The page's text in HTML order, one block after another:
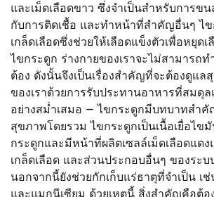
และเม็ดเลือดขาว ซึ่งจำเป็นสำหรับการข
กับการติดเชื้อ และทำหน้าที่สำคัญอื่นๆ ไข
เกล็ดเลือดซึ่งช่วยให้เลือดแข็งตัวเพื่อหยุด
ไขกระดูก ร่างกายของเราจะไม่สามารถท
ต้อง ดังนั้นจึงเป็นเรื่องสำคัญที่จะต้องดูแล
ของเราด้วยการรับประทานอาหารที่สมดุ
อย่างสม่ำเสมอ — ไขกระดูกมีบทบาทสำคั
สุขภาพโดยรวม ไขกระดูกเป็นเนื้อเยื่อไข
กระดูกและมีหน้าที่ผลิตเซลล์เม็ดเลือดแดง
เกล็ดเลือด และส่วนประกอบอื่นๆ ของระ
นอกจากนี้ยังช่วยกักเก็บแร่ธาตุที่จำเป็น เ
และแมกนีเซียม ด้วยเหตุนี้ สิ่งสำคัญคือต้อ